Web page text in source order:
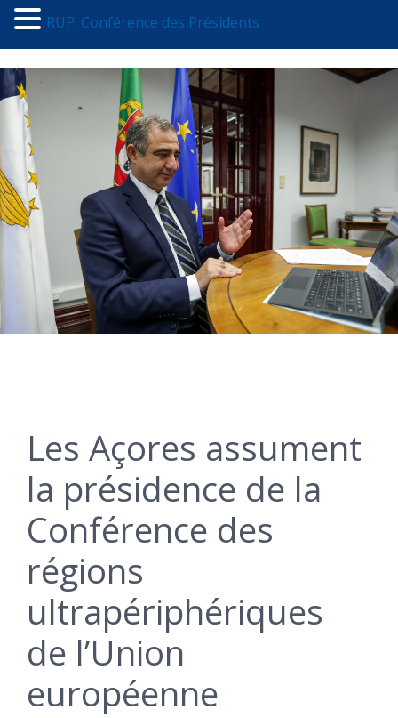
Les Açores assument
la présidence de la
Conférence des
régions
ultrapériphériques
de l’Union
européenne
RUP: Conférence des Présidents